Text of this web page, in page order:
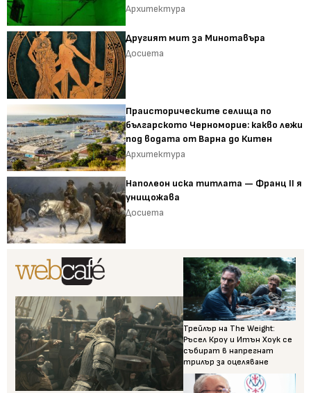
Архитектура
Другият мит за Минотавъра
Досиета
Праисторическите селища по
българското Черноморие: какво лежи
под водата от Варна до Китен
Архитектура
Наполеон иска титлата — Франц II я
унищожава
Досиета
Трейлър на The Weight:
Ръсел Кроу и Итън Хоук се
събират в напрегнат
трилър за оцеляване